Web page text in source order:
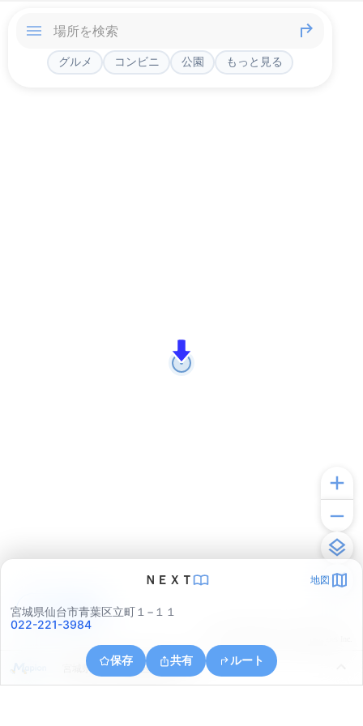
グルメ コンビニ 公園 もっと見る
ＮＥＸＴ 地図
宮城県仙台市青葉区立町１−１１
022-221-3984
保存 共有 ルート
宮城県仙台市青葉区新坂町１８
アプリで見る